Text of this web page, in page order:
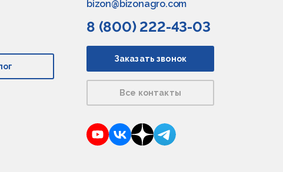
bizon@bizonagro.com
8 (800) 222-43-03
Заказать звонок
Все контакты
YouTubeVKontakte
DzenTelegram